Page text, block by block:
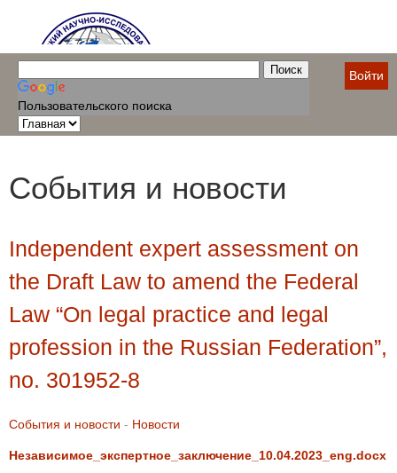
Пользовательского поиска
Войти
События и новости
Independent expert assessment on
the Draft Law to amend the Federal
Law “On legal practice and legal
profession in the Russian Federation”,
no. 301952-8
События и новости - Новости
Независимое_экспертное_заключение_10.04.2023_eng.docx